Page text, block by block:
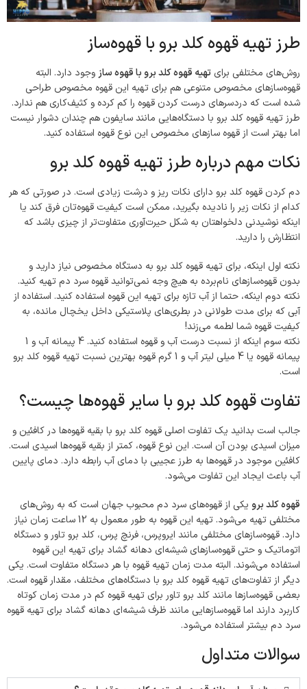
طرز تهیه قهوه کلد برو با قهوه‌ساز
روش‌های مختلفی برای تهیه قهوه کلد برو با قهوه سازوجود دارد. البته
قهوه‌سازهای مخصوص متنوعی هم برای تهیه این قهوه مخصوص طراحی
شده است که دردسرهای درست کردن قهوه را کم کرده و کثیف‌کاری هم ندارد.
طرز تهیه قهوه کلد برو با دستگاه‌هایی مانند سایفون هم چندان دشوار نیست
اما بهتر است از قهوه سازهای مخصوص این نوع قهوه استفاده کنید.
نکات مهم درباره طرز تهیه قهوه کلد برو
دم کردن قهوه کلد برو دارای نکات ریز و درشت زیادی است. در صورتی که هر
کدام از نکات زیر را نادیده بگیرید، ممکن است کیفیت قهوه‌تان فرق کند یا
اینکه نوشیدنی دلخواهتان به شکل حیرت‌آوری متفاوت‌تر از چیزی باشد که
انتظارش را دارید.
نکته اول اینکه، برای تهیه قهوه کلد برو به دستگاه مخصوص نیاز دارید و
بدون قهوه‌سازهای نام‌برده به هیچ وجه نمی‌توانید قهوه سرد دم تهیه کنید.
نکته دوم اینکه، حتما از آب تازه برای تهیه این قهوه استفاده کنید. استفاده از
آبی که برای مدت طولانی در بطری‌های پلاستیکی داخل یخچال مانده، به
کیفیت قهوه شما لطمه می‌زند!
نکته سوم اینکه از نسبت درست آب و قهوه استفاده کنید. 4 پیمانه آب و 1
پیمانه قهوه یا 4 میلی لیتر آب و 1 گرم قهوه بهترین نسبت تهیه قهوه کلد برو
است.
تفاوت قهوه کلد برو با سایر قهوه‌ها چیست؟
جالب است بدانید یک تفاوت اصلی قهوه کلد برو با بقیه قهوه‌ها در کافئین و
میزان اسیدی بودن آن است. این نوع قهوه، کمتر از بقیه قهوه‌ها اسیدی است.
کافئین موجود در قهوه‌ها به طرز عجیبی با دمای آب رابطه دارد. دمای پایین
آب باعث ایجاد این تفاوت می‌شود.
قهوه کلد برو یکی از قهوه‌های سرد دم محبوب جهان است که به روش‌های
مختلفی تهیه می‌شود. تهیه این قهوه به طور معمول به 12 ساعت زمان نیاز
دارد. قهوه‌سازهای مختلفی مانند ایروپرس، فرنچ پرس، کلد برو تاور و دستگاه‌
اتوماتیک و حتی قهوه‌سازهای شیشه‌ای دهانه گشاد برای تهیه این قهوه
استفاده می‌شوند. البته مدت زمان تهیه قهوه با هر دستگاه متفاوت است. یکی
دیگر از تفاوت‌های تهیه قهوه کلد برو با دستگاه‌های مختلف، مقدار قهوه است.
بعضی قهوه‌سازها مانند کلد برو تاور برای تهیه قهوه کم در مدت زمان کوتاه
کاربرد دارند اما قهوه‌سازهایی مانند ظرف شیشه‌ای دهانه‌ گشاد برای تهیه قهوه
سرد دم بیشتر استفاده می‌شود.
سوالات متداول